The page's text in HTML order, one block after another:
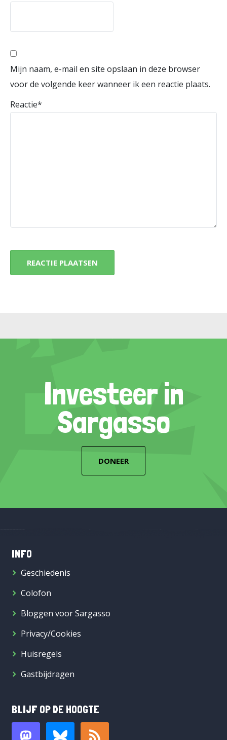
Mijn naam, e-mail en site opslaan in deze browser
voor de volgende keer wanneer ik een reactie plaats.
Reactie*
Investeer in
Sargasso
DONEER
INFO
Geschiedenis
Colofon
Bloggen voor Sargasso
Privacy/Cookies
Huisregels
Gastbijdragen
BLIJF OP DE HOOGTE